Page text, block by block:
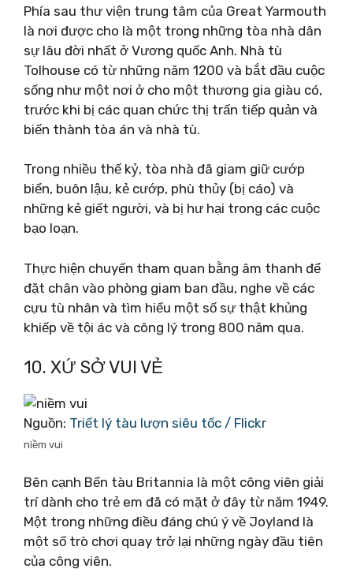
Phía sau thư viện trung tâm của Great Yarmouth
là nơi được cho là một trong những tòa nhà dân
sự lâu đời nhất ở Vương quốc Anh. Nhà tù
Tolhouse có từ những năm 1200 và bắt đầu cuộc
sống như một nơi ở cho một thương gia giàu có,
trước khi bị các quan chức thị trấn tiếp quản và
biến thành tòa án và nhà tù.
Trong nhiều thế kỷ, tòa nhà đã giam giữ cướp
biển, buôn lậu, kẻ cướp, phù thủy (bị cáo) và
những kẻ giết người, và bị hư hại trong các cuộc
bạo loạn.
Thực hiện chuyến tham quan bằng âm thanh để
đặt chân vào phòng giam ban đầu, nghe về các
cựu tù nhân và tìm hiểu một số sự thật khủng
khiếp về tội ác và công lý trong 800 năm qua.
10. XỨ SỞ VUI VẺ
Nguồn: Triết lý tàu lượn siêu tốc / Flickr
niềm vui
Bên cạnh Bến tàu Britannia là một công viên giải
trí dành cho trẻ em đã có mặt ở đây từ năm 1949.
Một trong những điều đáng chú ý về Joyland là
một số trò chơi quay trở lại những ngày đầu tiên
của công viên.